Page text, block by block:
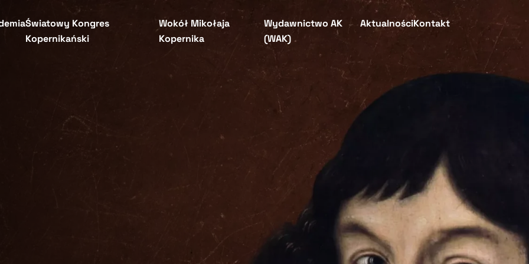
Światowy Kongres
Kopernikański
Wokół Mikołaja
Kopernika
Wydawnictwo AK
(WAK)
AktualnościKontakt